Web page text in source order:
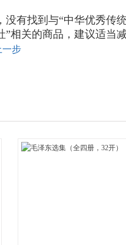
没有找到与“中华优秀传
”相关的商品，建议适当
一步